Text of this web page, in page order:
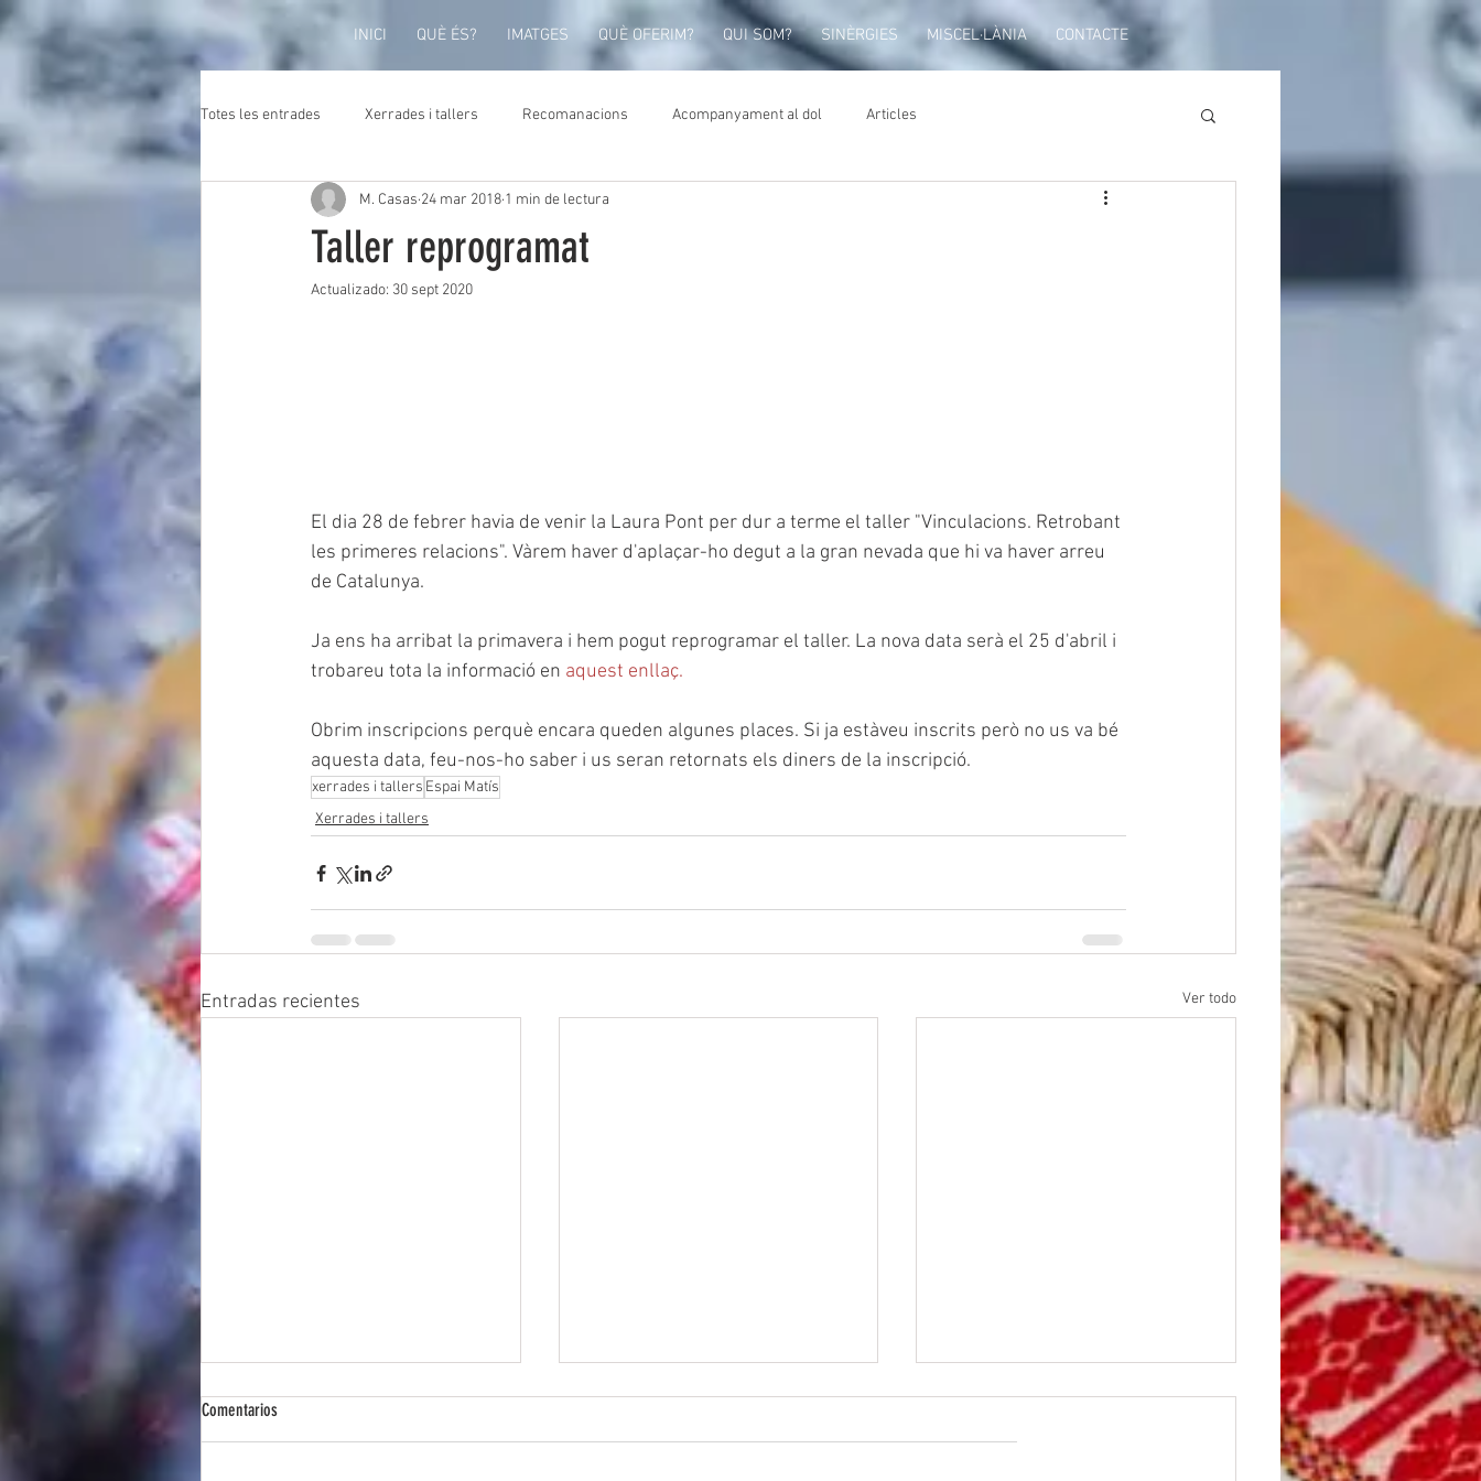
INICI QUÈ ÉS? IMATGES QUÈ OFERIM? QUI SOM? SINÈRGIES MISCEL·LÀNIA CONTACTE
Totes les entrades Xerrades i tallers Recomanacions Acompanyament al dol Articles
Taller reprogramat
M. Casas 24 mar 2018 1 min de lectura
Actualizado: 30 sept 2020
El dia 28 de febrer havia de venir la Laura Pont per dur a terme el taller "Vinculacions. Retrobant
les primeres relacions". Vàrem haver d'aplaçar-ho degut a la gran nevada que hi va haver arreu
de Catalunya.
Ja ens ha arribat la primavera i hem pogut reprogramar el taller. La nova data serà el 25 d'abril i
trobareu tota la informació en aquest enllaç.
Obrim inscripcions perquè encara queden algunes places. Si ja estàveu inscrits però no us va bé
aquesta data, feu-nos-ho saber i us seran retornats els diners de la inscripció.
xerrades i tallers Espai Matís
Xerrades i tallers
Entradas recientes Ver todo
Comentarios